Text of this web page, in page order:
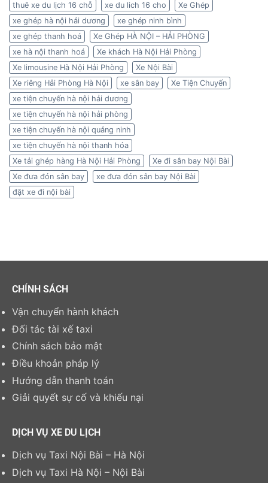
thuê xe du lịch 16 chỗ
xe du lich 16 cho
Xe Ghép
xe ghép hà nội hải dương
xe ghép ninh bình
xe ghép thanh hoá
Xe Ghép HÀ NỘI – HẢI PHÒNG
xe hà nội thanh hoá
Xe khách Hà Nội Hải Phòng
Xe limousine Hà Nội Hải Phòng
Xe Nội Bài
Xe riêng Hải Phòng Hà Nội
xe sân bay
Xe Tiện Chuyến
xe tiện chuyến hà nội hải dương
xe tiện chuyến hà nội hải phòng
xe tiện chuyến hà nội quảng ninh
xe tiện chuyến hà nội thanh hóa
Xe tải ghép hàng Hà Nội Hải Phòng
Xe đi sân bay Nội Bài
Xe đưa đón sân bay
xe đưa đón sân bay Nội Bài
đặt xe đi nội bài
CHÍNH SÁCH
Vận chuyển hành khách
Đối tác tài xế taxi
Chính sách bảo mật
Điều khoản pháp lý
Hướng dẫn thanh toán
Giải quyết sự cố và khiếu nại
DỊCH VỤ XE DU LỊCH
Dịch vụ Taxi Nội Bài – Hà Nội
Dịch vụ Taxi Hà Nội – Nội Bài